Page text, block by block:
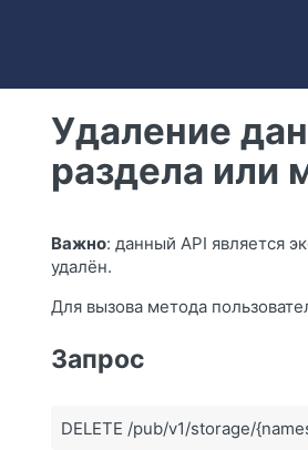
Удаление
раздела или
Важно: данный API является
удалён.
Для вызова метода
Запрос
DELETE /pub/v1/storage/